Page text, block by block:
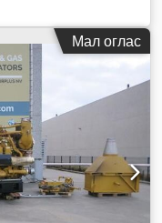
Мал оглас